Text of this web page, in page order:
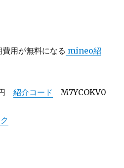
用が無料になる mineo紹
紹介コード M7YCOKV0